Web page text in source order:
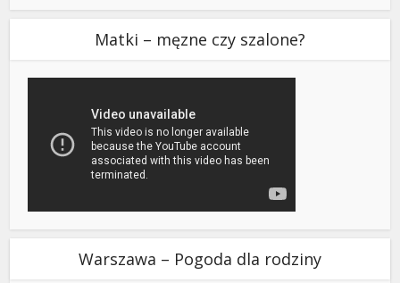
Matki – męzne czy szalone?
Warszawa – Pogoda dla rodziny